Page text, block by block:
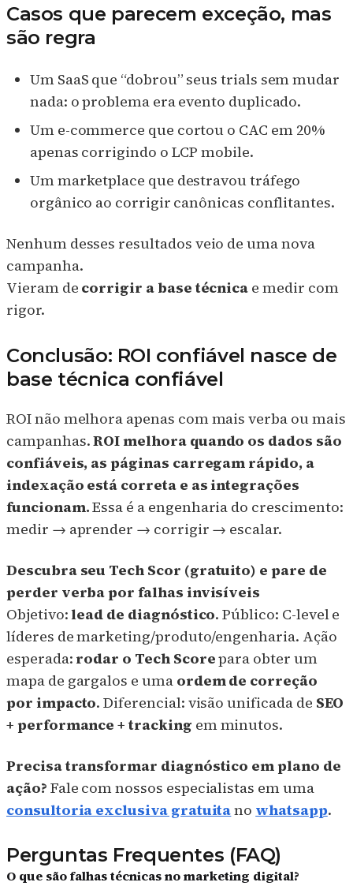
Casos que parecem exceção, mas
são regra
Um SaaS que “dobrou” seus trials sem mudar
nada: o problema era evento duplicado.
Um e-commerce que cortou o CAC em 20%
apenas corrigindo o LCP mobile.
Um marketplace que destravou tráfego
orgânico ao corrigir canônicas conflitantes.
Nenhum desses resultados veio de uma nova
campanha.
Vieram de corrigir a base técnica e medir com
rigor.
Conclusão: ROI confiável nasce de
base técnica confiável
ROI não melhora apenas com mais verba ou mais
campanhas.ROI melhora quando os dados são
confiáveis, as páginas carregam rápido, a
indexação está correta e as integrações
funcionam.Essa é a engenharia do crescimento:
medir → aprender → corrigir → escalar.
Descubra seu Tech Scor (gratuito) e pare de
perder verba por falhas invisíveis
Objetivo:lead de diagnóstico. Público: C-level e
líderes de marketing/produto/engenharia. Ação
esperada: rodar o Tech Scorepara obter um
mapa de gargalos e uma ordem de correção
por impacto. Diferencial: visão unificada de SEO
+ performance + tracking em minutos.
Precisa transformar diagnóstico em plano de
ação? Fale com nossos especialistas em uma
consultoria exclusiva gratuitano whatsapp.
Perguntas Frequentes (FAQ)
O que são falhas técnicas no marketing digital?